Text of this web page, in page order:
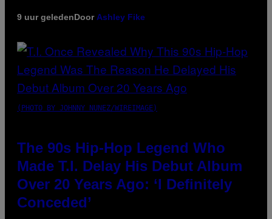
9 uur geledenDoor Ashley Fike
(PHOTO BY JOHNNY NUNEZ/WIREIMAGE)
The 90s Hip-Hop Legend Who
Made T.I. Delay His Debut Album
Over 20 Years Ago: ‘I Definitely
Conceded’